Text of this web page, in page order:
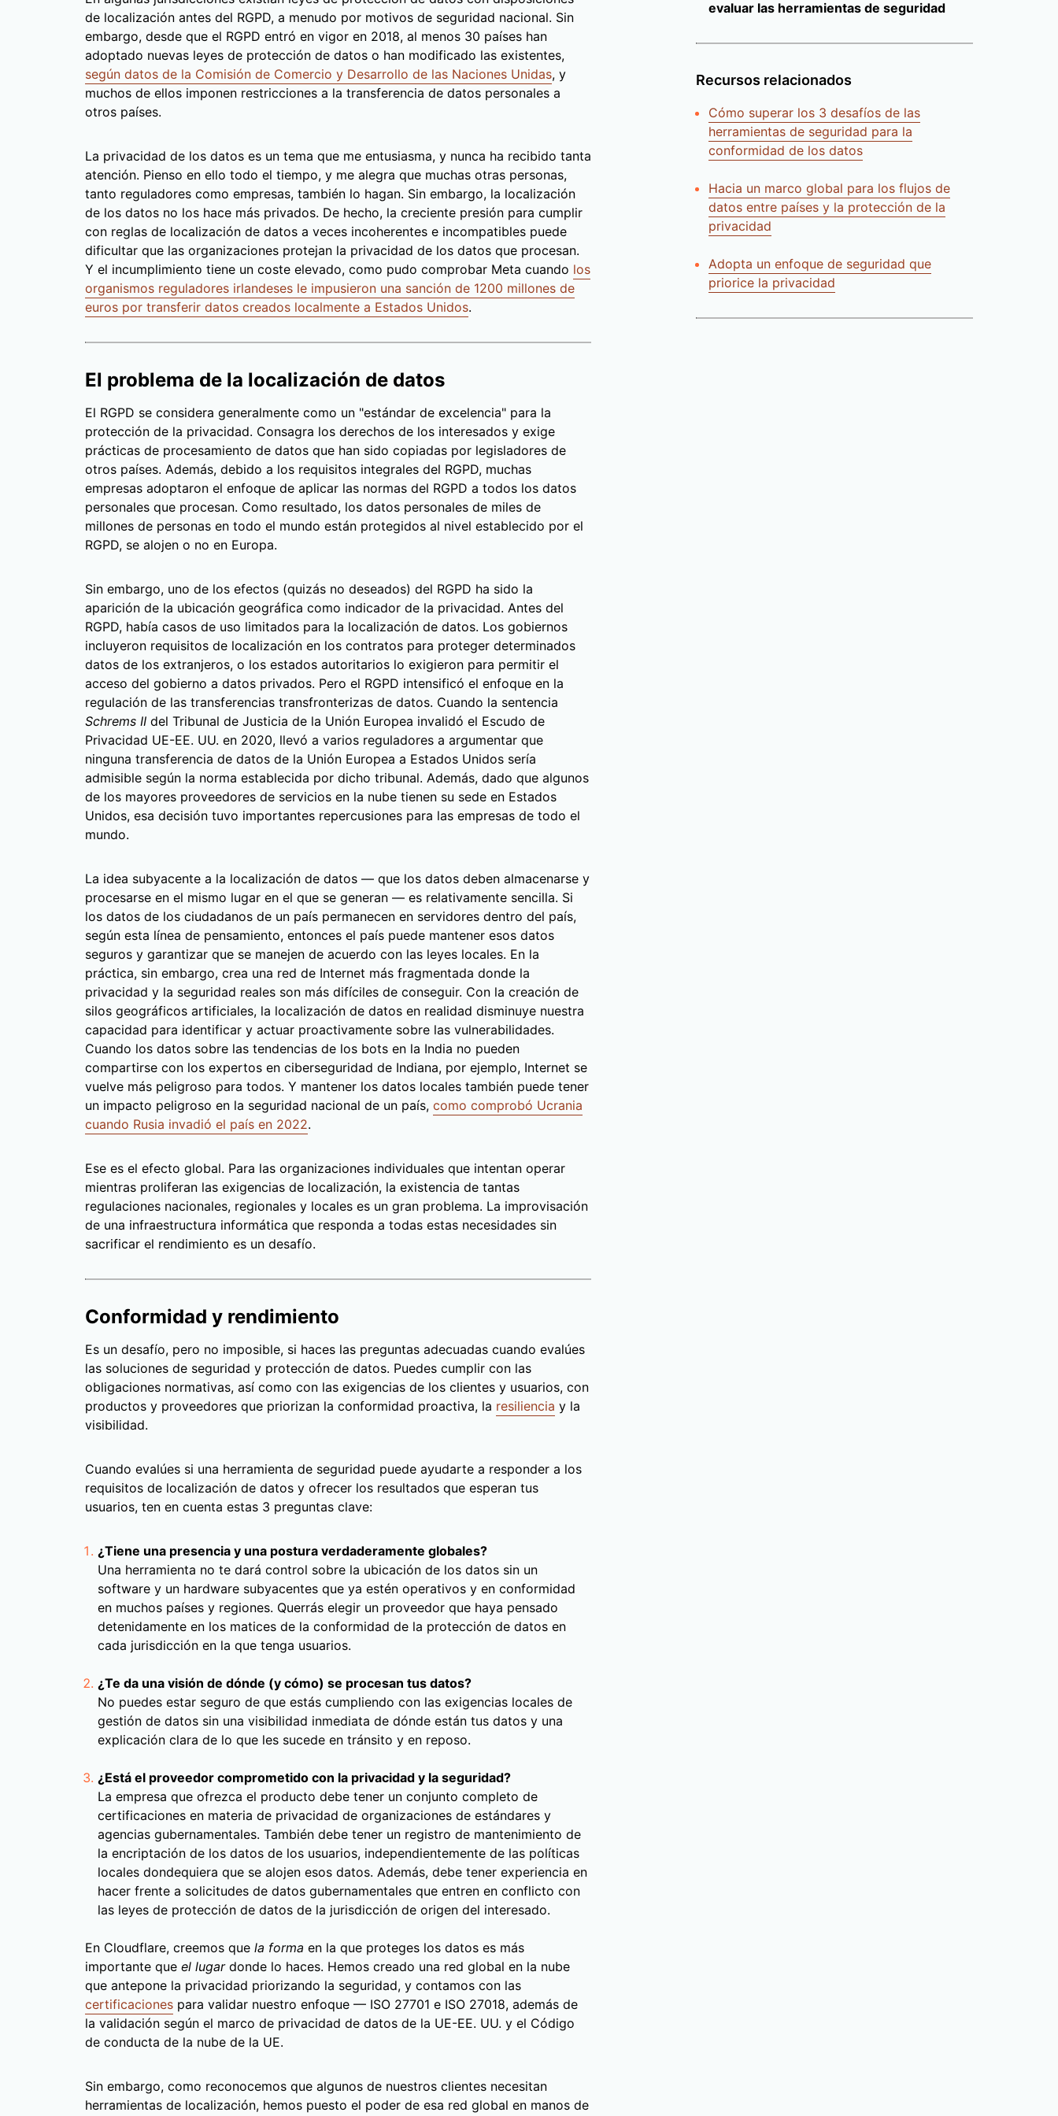
de localización antes del RGPD, a menudo por motivos de seguridad nacional. Sin
embargo, desde que el RGPD entró en vigor en 2018, al menos 30 países han
adoptado nuevas leyes de protección de datos o han modificado las existentes,
según datos de la Comisión de Comercio y Desarrollo de las Naciones Unidas, y
muchos de ellos imponen restricciones a la transferencia de datos personales a
otros países.
La privacidad de los datos es un tema que me entusiasma, y nunca ha recibido tanta
atención. Pienso en ello todo el tiempo, y me alegra que muchas otras personas,
tanto reguladores como empresas, también lo hagan. Sin embargo, la localización
de los datos no los hace más privados. De hecho, la creciente presión para cumplir
con reglas de localización de datos a veces incoherentes e incompatibles puede
dificultar que las organizaciones protejan la privacidad de los datos que procesan.
Y el incumplimiento tiene un coste elevado, como pudo comprobar Meta cuando los
organismos reguladores irlandeses le impusieron una sanción de 1200 millones de
euros por transferir datos creados localmente a Estados Unidos.
El problema de la localización de datos
El RGPD se considera generalmente como un "estándar de excelencia" para la
protección de la privacidad. Consagra los derechos de los interesados y exige
prácticas de procesamiento de datos que han sido copiadas por legisladores de
otros países. Además, debido a los requisitos integrales del RGPD, muchas
empresas adoptaron el enfoque de aplicar las normas del RGPD a todos los datos
personales que procesan. Como resultado, los datos personales de miles de
millones de personas en todo el mundo están protegidos al nivel establecido por el
RGPD, se alojen o no en Europa.
Sin embargo, uno de los efectos (quizás no deseados) del RGPD ha sido la
aparición de la ubicación geográfica como indicador de la privacidad. Antes del
RGPD, había casos de uso limitados para la localización de datos. Los gobiernos
incluyeron requisitos de localización en los contratos para proteger determinados
datos de los extranjeros, o los estados autoritarios lo exigieron para permitir el
acceso del gobierno a datos privados. Pero el RGPD intensificó el enfoque en la
regulación de las transferencias transfronterizas de datos. Cuando la sentencia
Schrems II del Tribunal de Justicia de la Unión Europea invalidó el Escudo de
Privacidad UE-EE. UU. en 2020, llevó a varios reguladores a argumentar que
ninguna transferencia de datos de la Unión Europea a Estados Unidos sería
admisible según la norma establecida por dicho tribunal. Además, dado que algunos
de los mayores proveedores de servicios en la nube tienen su sede en Estados
Unidos, esa decisión tuvo importantes repercusiones para las empresas de todo el
mundo.
La idea subyacente a la localización de datos — que los datos deben almacenarse y
procesarse en el mismo lugar en el que se generan — es relativamente sencilla. Si
los datos de los ciudadanos de un país permanecen en servidores dentro del país,
según esta línea de pensamiento, entonces el país puede mantener esos datos
seguros y garantizar que se manejen de acuerdo con las leyes locales. En la
práctica, sin embargo, crea una red de Internet más fragmentada donde la
privacidad y la seguridad reales son más difíciles de conseguir. Con la creación de
silos geográficos artificiales, la localización de datos en realidad disminuye nuestra
capacidad para identificar y actuar proactivamente sobre las vulnerabilidades.
Cuando los datos sobre las tendencias de los bots en la India no pueden
compartirse con los expertos en ciberseguridad de Indiana, por ejemplo, Internet se
vuelve más peligroso para todos. Y mantener los datos locales también puede tener
un impacto peligroso en la seguridad nacional de un país, como comprobó Ucrania
cuando Rusia invadió el país en 2022.
Ese es el efecto global. Para las organizaciones individuales que intentan operar
mientras proliferan las exigencias de localización, la existencia de tantas
regulaciones nacionales, regionales y locales es un gran problema. La improvisación
de una infraestructura informática que responda a todas estas necesidades sin
sacrificar el rendimiento es un desafío.
Conformidad y rendimiento
Es un desafío, pero no imposible, si haces las preguntas adecuadas cuando evalúes
las soluciones de seguridad y protección de datos. Puedes cumplir con las
obligaciones normativas, así como con las exigencias de los clientes y usuarios, con
productos y proveedores que priorizan la conformidad proactiva, la resiliencia y la
visibilidad.
Cuando evalúes si una herramienta de seguridad puede ayudarte a responder a los
requisitos de localización de datos y ofrecer los resultados que esperan tus
usuarios, ten en cuenta estas 3 preguntas clave:
¿Tiene una presencia y una postura verdaderamente globales?
Una herramienta no te dará control sobre la ubicación de los datos sin un
software y un hardware subyacentes que ya estén operativos y en conformidad
en muchos países y regiones. Querrás elegir un proveedor que haya pensado
detenidamente en los matices de la conformidad de la protección de datos en
cada jurisdicción en la que tenga usuarios.
¿Te da una visión de dónde (y cómo) se procesan tus datos?
No puedes estar seguro de que estás cumpliendo con las exigencias locales de
gestión de datos sin una visibilidad inmediata de dónde están tus datos y una
explicación clara de lo que les sucede en tránsito y en reposo.
¿Está el proveedor comprometido con la privacidad y la seguridad?
La empresa que ofrezca el producto debe tener un conjunto completo de
certificaciones en materia de privacidad de organizaciones de estándares y
agencias gubernamentales. También debe tener un registro de mantenimiento de
la encriptación de los datos de los usuarios, independientemente de las políticas
locales dondequiera que se alojen esos datos. Además, debe tener experiencia en
hacer frente a solicitudes de datos gubernamentales que entren en conflicto con
las leyes de protección de datos de la jurisdicción de origen del interesado.
En Cloudflare, creemos que la forma en la que proteges los datos es más
importante que el lugar donde lo haces. Hemos creado una red global en la nube
que antepone la privacidad priorizando la seguridad, y contamos con las
certificaciones para validar nuestro enfoque — ISO 27701 e ISO 27018, además de
la validación según el marco de privacidad de datos de la UE-EE. UU. y el Código
de conducta de la nube de la UE.
Sin embargo, como reconocemos que algunos de nuestros clientes necesitan
herramientas de localización, hemos puesto el poder de esa red global en manos de
evaluar las herramientas de seguridad
Recursos relacionados
Cómo superar los 3 desafíos de las
herramientas de seguridad para la
conformidad de los datos
Hacia un marco global para los flujos de
datos entre países y la protección de la
privacidad
Adopta un enfoque de seguridad que
priorice la privacidad